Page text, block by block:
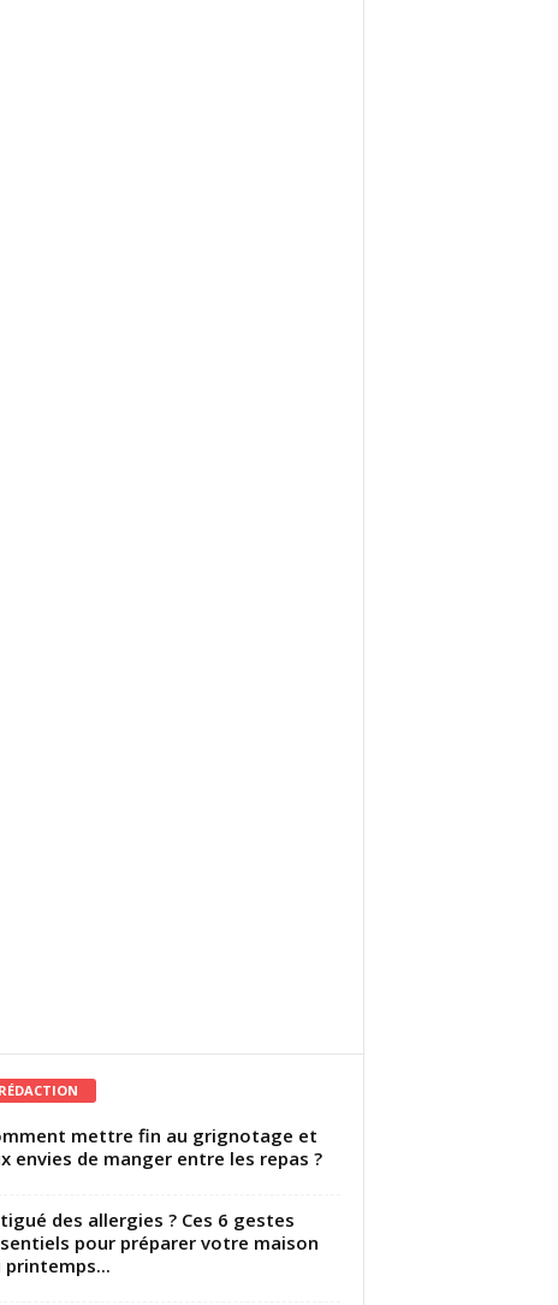
RÉDACTION
mettre fin au grignotage et
envies de manger entre les repas ?
des allergies ? Ces 6 gestes
pour préparer votre maison
printemps...